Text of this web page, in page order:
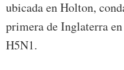
ubicada en Holton,
primera de Inglaterra
H5N1.